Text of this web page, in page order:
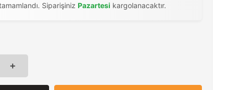
Siparişiniz Pazartesi kargolanacaktır.